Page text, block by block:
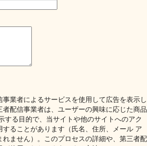
業者によるサービスを使用して広告を表示し
配信事業者は、ユーザーの興味に応じた商品
する目的で、当サイトや他のサイトへのアク
ることがあります（氏名、住所、メール ア
れません）。このプロセスの詳細や、第三者配